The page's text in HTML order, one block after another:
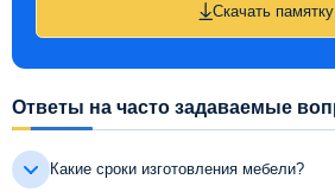
Скачать памятку
Ответы на часто задаваемые
Какие сроки изготовления мебели?